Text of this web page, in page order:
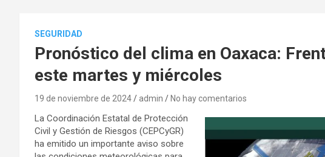
SEGURIDAD
Pronóstico del clima en Oaxaca:
este martes y miércoles
19 de noviembre de 2024 admin No hay comentarios
La Coordinación Estatal de Protección
Civil y Gestión de Riesgos (CEPCyGR)
ha emitido un importante aviso sobre